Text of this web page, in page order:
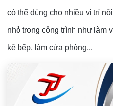
có thể dùng cho nhiều vị trí
nhỏ trong công trình như làm
kệ bếp, làm cửa phòng...